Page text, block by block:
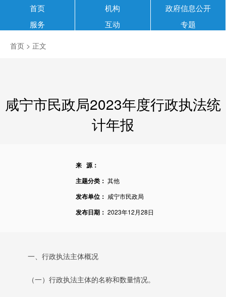
首页 机构
政府信息公开
服务
互动 专题
首页 > 正文
咸宁市民政局2023年度行政执法统
计年报
来 源：
主题分类： 其他
发布单位： 咸宁市民政局
发布日期： 2023年12月28日
一、行政执法主体概况
（一）行政执法主体的名称和数量情况。